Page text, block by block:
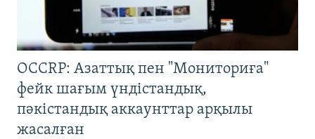
OCCRP: Азаттық пен "Мониториға"
фейк шағым үндістандық,
пәкістандық аккаунттар арқылы
жасалған